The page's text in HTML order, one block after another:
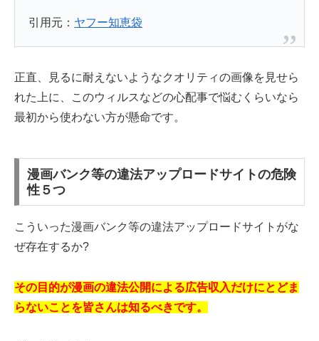
引用元： ヤフー知恵袋
正直、見るに耐えないようなクオリティの画像を見せら
れた上に、このウィルスなどの心配事で悩むくらいなら
最初から使わない方が懸命です。
漫画バンク等の違法アップロードサイトの危険
性５つ
こういった漫画バンク等の違法アップロードサイトがな
ぜ存在するか?
その目的が漫画の違法公開による広告収入だけにとどま
らないことを皆さんは知るべきです。